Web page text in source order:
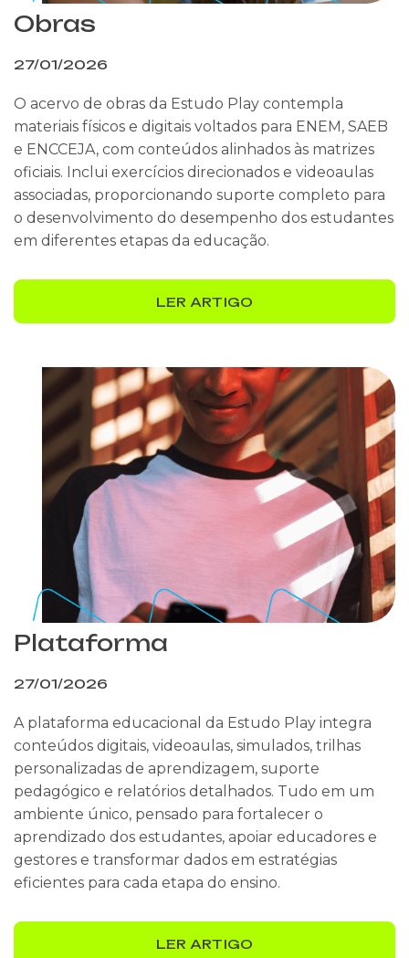
Obras
27/01/2026
O acervo de obras da Estudo Play contempla
materiais físicos e digitais voltados para ENEM, SAEB
e ENCCEJA, com conteúdos alinhados às matrizes
oficiais. Inclui exercícios direcionados e videoaulas
associadas, proporcionando suporte completo para
o desenvolvimento do desempenho dos estudantes
em diferentes etapas da educação.
LER ARTIGO
Plataforma
27/01/2026
A plataforma educacional da Estudo Play integra
conteúdos digitais, videoaulas, simulados, trilhas
personalizadas de aprendizagem, suporte
pedagógico e relatórios detalhados. Tudo em um
ambiente único, pensado para fortalecer o
aprendizado dos estudantes, apoiar educadores e
gestores e transformar dados em estratégias
eficientes para cada etapa do ensino.
LER ARTIGO